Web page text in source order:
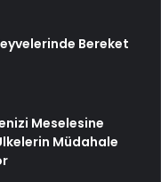
Bereket
Meselesine
Müdahale